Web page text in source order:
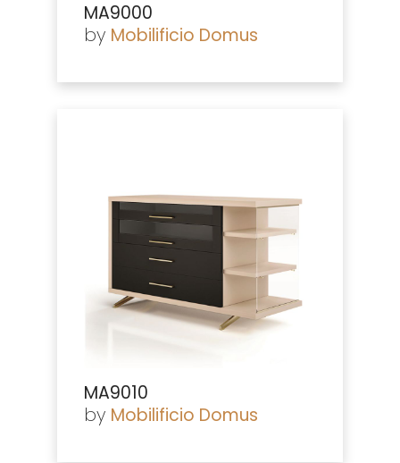
MA9000
by Mobilificio Domus
MA9010
by Mobilificio Domus